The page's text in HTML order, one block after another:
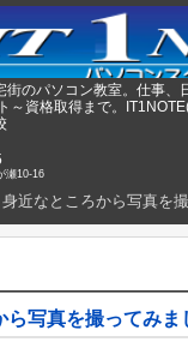
街のパソコン教室。仕事、
～資格取得まで。
瀬10-16
身近なところから写真を
ら写真を撮ってみま